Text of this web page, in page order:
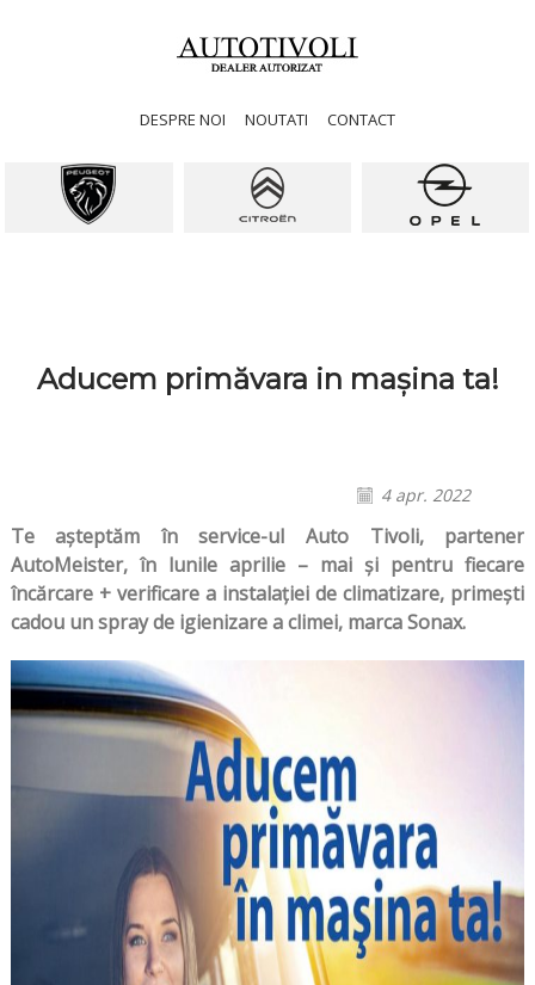
DESPRE NOI NOUTATI CONTACT
Aducem primăvara in mașina ta!
4 apr. 2022
Te așteptăm în service-ul Auto Tivoli, partener
AutoMeister, în lunile aprilie – mai și pentru fiecare
încărcare + verificare a instalației de climatizare, primești
cadou un spray de igienizare a climei, marca Sonax.